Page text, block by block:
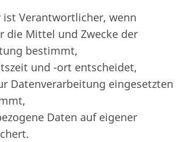
ist Verantwortlicher, wenn
die Mittel und Zwecke der
bestimmt,
und -ort entscheidet,
Datenverarbeitung eingesetzten
Daten auf eigener